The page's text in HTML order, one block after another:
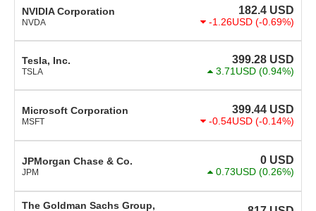
NVIDIA Corporation
NVDA
182.4 USD
-1.26USD (-0.69%)
Tesla, Inc.
TSLA
399.28 USD
3.71USD (0.94%)
Microsoft Corporation
MSFT
399.44 USD
-0.54USD (-0.14%)
JPMorgan Chase & Co.
JPM
0 USD
0.73USD (0.26%)
The Goldman Sachs Group,